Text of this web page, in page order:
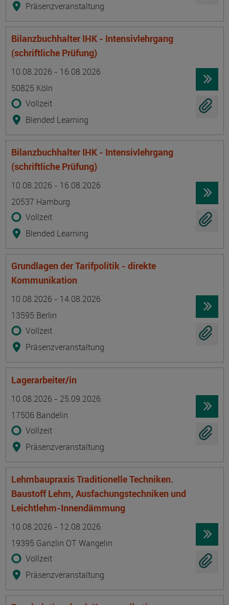
Präsenzveranstaltung
Bilanzbuchhalter IHK - Intensivlehrgang
(schriftliche Prüfung)
10.08.2026 - 16.08.2026
50825 Köln
Vollzeit
Blended Learning
Bilanzbuchhalter IHK - Intensivlehrgang
(schriftliche Prüfung)
10.08.2026 - 16.08.2026
20537 Hamburg
Vollzeit
Blended Learning
Grundlagen der Tarifpolitik - direkte
Kommunikation
10.08.2026 - 14.08.2026
13595 Berlin
Vollzeit
Präsenzveranstaltung
Lagerarbeiter/in
10.08.2026 - 25.09.2026
17506 Bandelin
Vollzeit
Präsenzveranstaltung
Lehmbaupraxis Traditionelle Techniken.
Baustoff Lehm, Ausfachungstechniken und
Leichtlehm-Innendämmung
10.08.2026 - 12.08.2026
19395 Ganzlin OT Wangelin
Vollzeit
Präsenzveranstaltung